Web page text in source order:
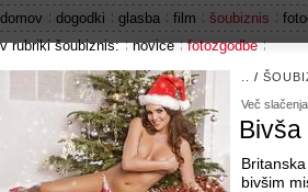
domov dogodki glasba film šoubiznis
v rubriki šoubiznis:
novice fotozgodbe
/
Več
bivšim